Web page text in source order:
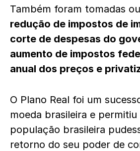
Também foram tomadas
redução de impostos de
corte de despesas do
aumento de impostos
anual dos preços e
O Plano Real foi um
moeda brasileira e permitiu
população brasileira
retorno do seu poder de